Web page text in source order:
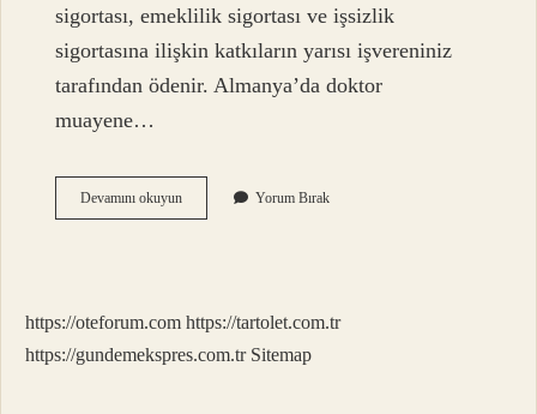
sigortası, emeklilik sigortası ve işsizlik
sigortasına ilişkin katkıların yarısı işvereniniz
tarafından ödenir. Almanya’da doktor
muayene…
Devamını okuyunAlmanya
Sağlık
Yorum Bırak
https://oteforum.com https://tartolet.com.tr
https://gundemekspres.com.tr Sitemap